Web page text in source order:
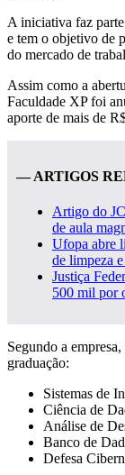
A iniciativa faz
e tem o objetivo de
do mercado de
Assim como a
Faculdade XP foi
aporte de mais de
— ARTIGOS
Artigo do
de aula
Ufopa abre
de limpeza
Justiça
500 mil por
Segundo a
graduação:
Sistemas de
Ciência de
Análise de
Banco de
Defesa